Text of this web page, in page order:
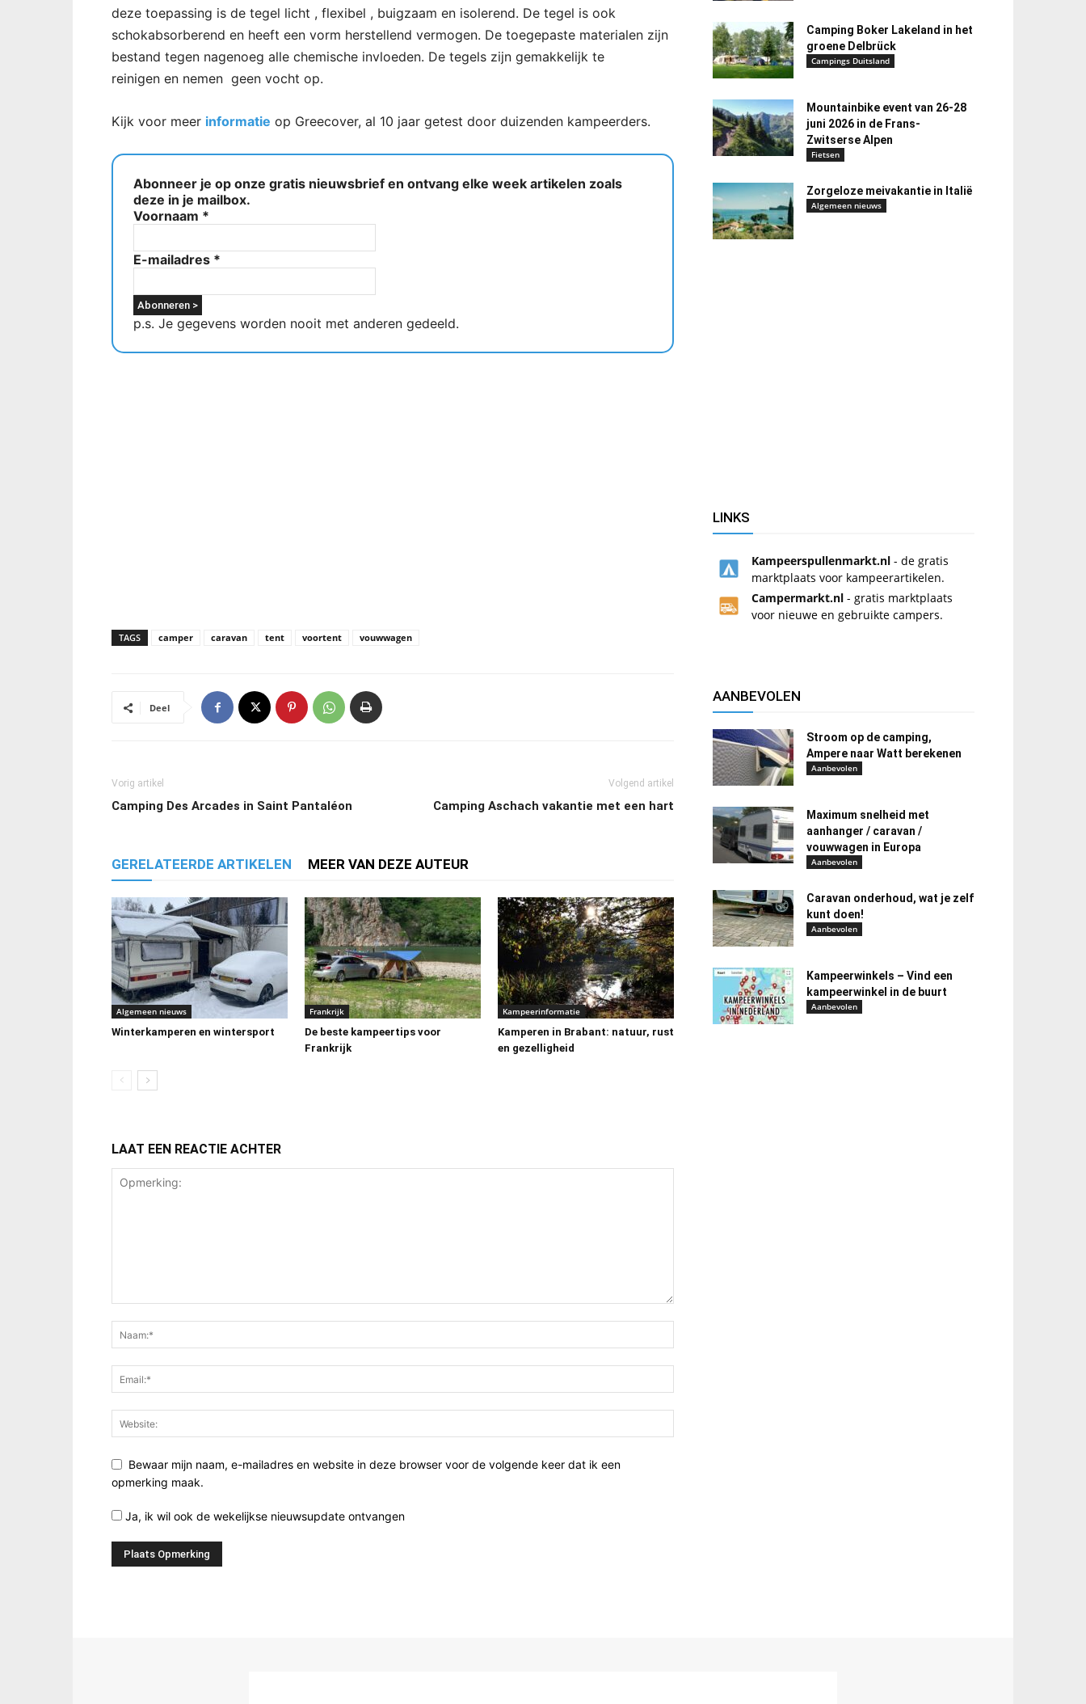
deze toepassing is de tegel licht , flexibel , buigzaam en isolerend. De tegel is ook
schokabsorberend en heeft een vorm herstellend vermogen. De toegepaste materialen zijn
bestand tegen nagenoeg alle chemische invloeden. De tegels zijn gemakkelijk te
reinigen en nemen geen vocht op.
Kijk voor meer informatie op Greecover, al 10 jaar getest door duizenden kampeerders.
Abonneer je op onze gratis nieuwsbrief en ontvang elke week artikelen zoals
deze in je mailbox.
Voornaam *
E-mailadres *
p.s. Je gegevens worden nooit met anderen gedeeld.
TAGS camper caravan tent voortent vouwwagen
Deel
Vorig artikel
Camping Des Arcades in Saint Pantaléon
Volgend artikel
Camping Aschach vakantie met een hart
GERELATEERDE ARTIKELEN MEER VAN DEZE AUTEUR
Algemeen nieuws
Winterkamperen en wintersport
Frankrijk
De beste kampeertips voor
Frankrijk
Kampeerinformatie
Kamperen in Brabant: natuur, rust
en gezelligheid
LAAT EEN REACTIE ACHTER
Bewaar mijn naam, e-mailadres en website in deze browser voor de volgende keer dat ik een
opmerking maak.
Ja, ik wil ook de wekelijkse nieuwsupdate ontvangen
Camping Boker Lakeland in het
groene Delbrück
Campings Duitsland
Mountainbike event van 26-28
juni 2026 in de Frans-
Zwitserse Alpen
Fietsen
Zorgeloze meivakantie in Italië
Algemeen nieuws
LINKS
Kampeerspullenmarkt.nl - de gratis
marktplaats voor kampeerartikelen.
Campermarkt.nl - gratis marktplaats
voor nieuwe en gebruikte campers.
AANBEVOLEN
Stroom op de camping,
Ampere naar Watt berekenen
Aanbevolen
Maximum snelheid met
aanhanger / caravan /
vouwwagen in Europa
Aanbevolen
Caravan onderhoud, wat je zelf
kunt doen!
Aanbevolen
Kampeerwinkels – Vind een
kampeerwinkel in de buurt
Aanbevolen